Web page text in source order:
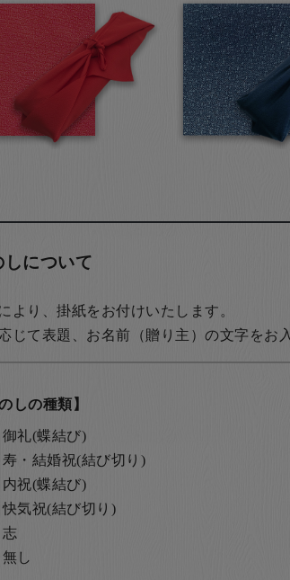
しについて
より、掛紙をお付けいたします。
じて表題、お名前（贈り主）の文字をお
のしの種類】
御礼(蝶結び)
寿・結婚祝(結び切り)
内祝(蝶結び)
快気祝(結び切り)
志
無し